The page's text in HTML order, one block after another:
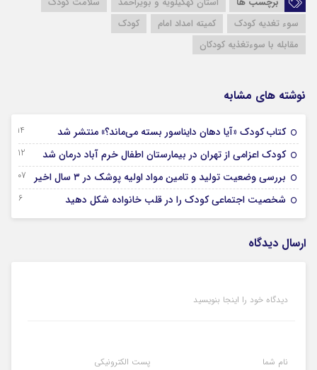
سوء تغدیه کودک
کمیته امداد امام
کودک
مقابله با سوءتغذیه کودکان
نوشته های مشابه
کتاب کودک «آیا دهان دایناسور بسته می‌ماند؟» منتشر شد 14 سپتامبر 2024
کودک اعزامی از تهران در بیمارستان اطفال خرم آباد درمان شد 12 آگوست 2024
بررسی وضعیت تولید و تامین مواد اولیه پوشک در ۳ سال اخیر 07 آگوست 2024
شخصیت اجتماعی کودک را در قلب خانواده شکل دهید 26 جولای 2024
ارسال دیدگاه
دیدگاه خود را اینجا بنویسید
نام شما پست الکترونیکی